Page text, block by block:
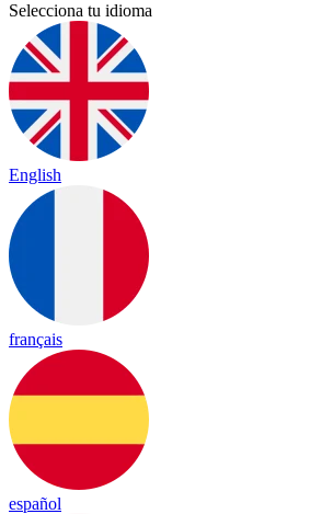
Selecciona tu idioma
English
français
español